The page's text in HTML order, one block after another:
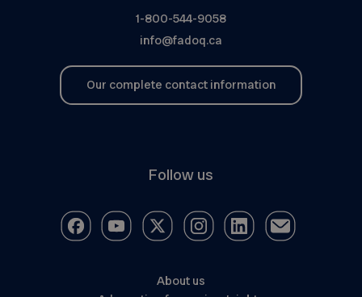
1-800-544-9058
info@fadoq.ca
Our complete contact information
Follow us
About us